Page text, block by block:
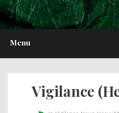
Menu
REPORTS
A PROPOS
Vigilance